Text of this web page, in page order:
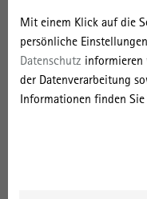
Mit einem Klick auf die
persönliche
Datenschutz informieren
der Datenverarbeitung
Informationen finden
Wissenschaft und Lehre,
Öffentlichkeit zur
der Bestände der
digitalisiert. Doch ein
nach und nach werden
Digitalstrategie des